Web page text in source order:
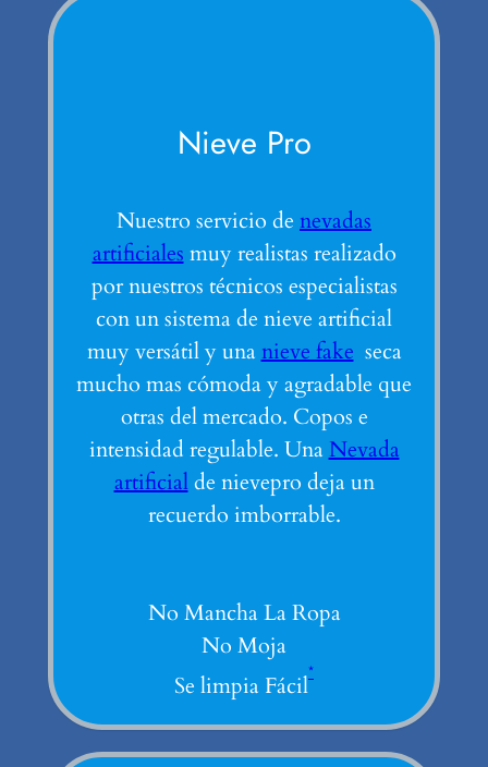
Nieve Pro
Nuestro servicio de nevadas
artificiales muy realistas realizado
por nuestros técnicos especialistas
con un sistema de nieve artificial
muy versátil y una nieve fake seca
mucho mas cómoda y agradable que
otras del mercado. Copos e
intensidad regulable. Una Nevada
artificialde nievepro deja un
recuerdo imborrable.
No Mancha La Ropa
No Moja
Se limpia Fácil*